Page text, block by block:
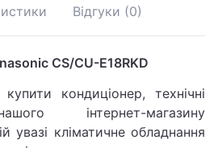
Відгуки (0)
CS/CU-E18RKD
кондиціонер, технічні
інтернет-магазину
увазі кліматичне обладнання